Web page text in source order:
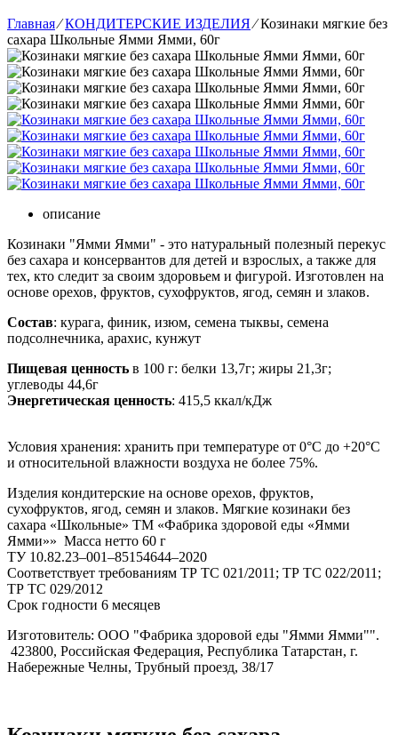
Главная⁄КОНДИТЕРСКИЕ ИЗДЕЛИЯ ⁄ Козинаки мягкие без
сахара Школьные Ямми Ямми, 60г
описание
Козинаки "Ямми Ямми" - это натуральный полезный перекус
без сахара и консервантов для детей и взрослых, а также для
тех, кто следит за своим здоровьем и фигурой. Изготовлен на
основе орехов, фруктов, сухофруктов, ягод, семян и злаков.
Состав: курага, финик, изюм, семена тыквы, семена
подсолнечника, арахис, кунжут
Пищевая ценность в 100 г: белки 13,7г; жиры 21,3г;
углеводы 44,6г
Энергетическая ценность: 415,5 ккал/кДж
Условия хранения: хранить при температуре от 0°С до +20°С
и относительной влажности воздуха не более 75%.
Изделия кондитерские на основе орехов, фруктов,
сухофруктов, ягод, семян и злаков. Мягкие козинаки без
сахара «Школьные» ТМ «Фабрика здоровой еды «Ямми
Ямми»» Масса нетто 60 г
ТУ 10.82.23–001–85154644–2020
Соответствует требованиям ТР ТС 021/2011; ТР ТС 022/2011;
ТР ТС 029/2012
Срок годности 6 месяцев
Изготовитель: ООО "Фабрика здоровой еды "Ямми Ямми"".
423800, Российская Федерация, Республика Татарстан, г.
Набережные Челны, Трубный проезд, 38/17